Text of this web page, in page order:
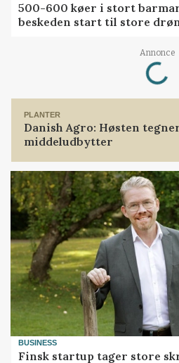
500-600 køer i stort
beskeden start til store
Annonce
PLANTER
Danish Agro: Høsten
middeludbytter
BUSINESS
Finsk startup tager store